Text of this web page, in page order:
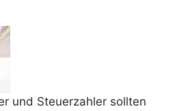
und Steuerzahler sollten